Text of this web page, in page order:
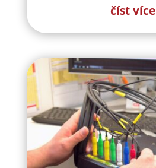
číst více